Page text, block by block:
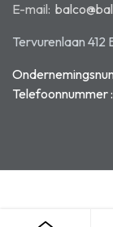
E-mail:
Tervurenlaan 412